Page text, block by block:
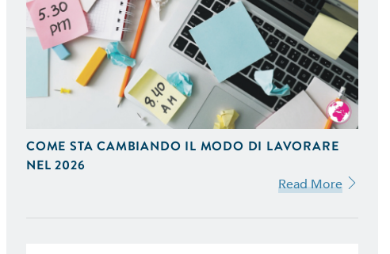
COME STA CAMBIANDO IL MODO DI LAVORARE
NEL 2026
Read More
della Tua Azienda, in
Office e Programmi Gestionali
Ideiamo e Gestiamo
Instagram e Google AdWords.
il Tuo Sito Web sui Motori di
Scopri Come